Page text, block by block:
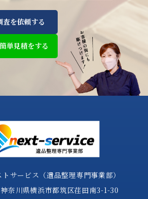
査を依頼する
単見積をする
サービス（遺品整理専門事業部）
奈川県横浜市都筑区荏田南3-1-30